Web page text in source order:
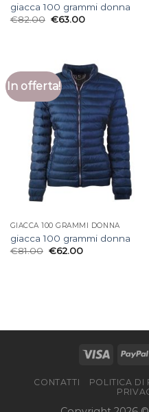
giacca 100 grammi donna
€82.00 €63.00
In offerta!
GIACCA 100 GRAMMI DONNA
giacca 100 grammi donna
€81.00 €62.00
CONTATTI POLITICA DI